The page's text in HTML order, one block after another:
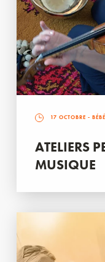
17 OCTOBRE -
ATELIERS
MUSIQUE